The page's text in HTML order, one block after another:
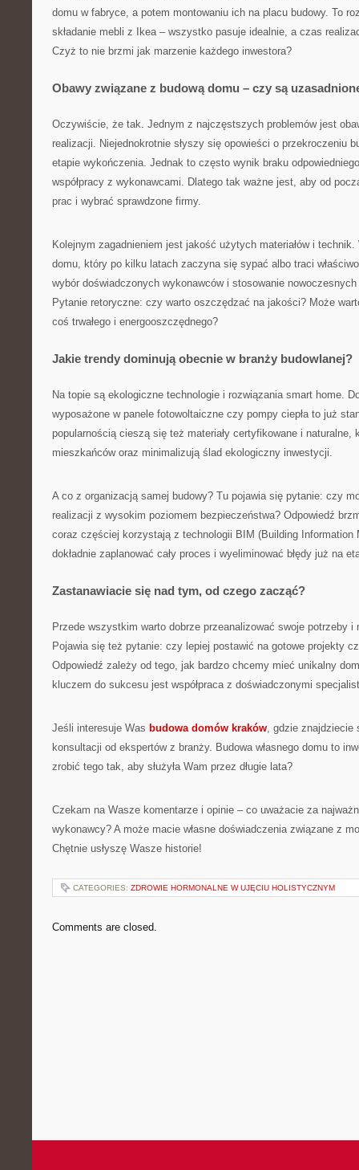
domu w fabryce, a potem montowaniu ich na placu budowy. To
składanie mebli z Ikea – wszystko pasuje idealnie, a czas
Czyż to nie brzmi jak marzenie każdego inwestora?
Obawy związane z budową domu – czy są
Oczywiście, że tak. Jednym z najczęstszych problemów jest
realizacji. Niejednokrotnie słyszy się opowieści o przekroczeniu
etapie wykończenia. Jednak to często wynik braku
współpracy z wykonawcami. Dlatego tak ważne jest, aby od
prac i wybrać sprawdzone firmy.
Kolejnym zagadnieniem jest jakość użytych materiałów i
domu, który po kilku latach zaczyna się sypać albo traci
wybór doświadczonych wykonawców i stosowanie
Pytanie retoryczne: czy warto oszczędzać na jakości? Może
coś trwałego i energooszczędnego?
Jakie trendy dominują obecnie w branży budowlanej?
Na topie są ekologiczne technologie i rozwiązania smart home.
wyposażone w panele fotowoltaiczne czy pompy ciepła to już
popularnością cieszą się też materiały certyfikowane i naturalne,
mieszkańców oraz minimalizują ślad ekologiczny inwestycji.
A co z organizacją samej budowy? Tu pojawia się pytanie: czy
realizacji z wysokim poziomem bezpieczeństwa? Odpowiedź
coraz częściej korzystają z technologii BIM (Building Information
dokładnie zaplanować cały proces i wyeliminować błędy już na
Zastanawiacie się nad tym, od czego zacząć?
Przede wszystkim warto dobrze przeanalizować swoje potrzeby i
Pojawia się też pytanie: czy lepiej postawić na gotowe projekty
Odpowiedź zależy od tego, jak bardzo chcemy mieć unikalny
kluczem do sukcesu jest współpraca z doświadczonymi
Jeśli interesuje Was budowa domów kraków, gdzie znajdziecie
konsultacji od ekspertów z branży. Budowa własnego domu to
zrobić tego tak, aby służyła Wam przez długie lata?
Czekam na Wasze komentarze i opinie – co uważacie za
wykonawcy? A może macie własne doświadczenia związane z
Chętnie usłyszę Wasze historie!
CATEGORIES: ZDROWIE HORMONALNE W UJĘCIU HOLISTYCZNYM
Comments are closed.